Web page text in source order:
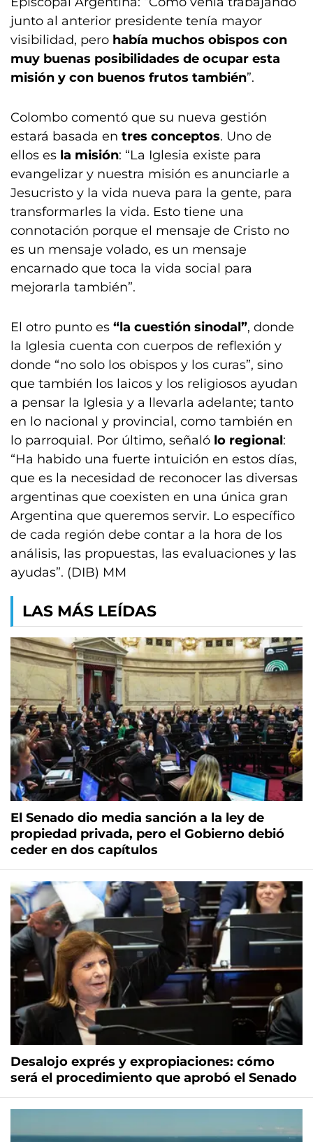
junto al anterior presidente tenía mayor
visibilidad, pero había muchos obispos con
muy buenas posibilidades de ocupar esta
misión y con buenos frutos también”.
Colombo comentó que su nueva gestión
estará basada en tres conceptos. Uno de
ellos es la misión: “La Iglesia existe para
evangelizar y nuestra misión es anunciarle a
Jesucristo y la vida nueva para la gente, para
transformarles la vida. Esto tiene una
connotación porque el mensaje de Cristo no
es un mensaje volado, es un mensaje
encarnado que toca la vida social para
mejorarla también”.
El otro punto es “la cuestión sinodal”, donde
la Iglesia cuenta con cuerpos de reflexión y
donde “no solo los obispos y los curas”, sino
que también los laicos y los religiosos ayudan
a pensar la Iglesia y a llevarla adelante; tanto
en lo nacional y provincial, como también en
lo parroquial. Por último, señaló lo regional:
“Ha habido una fuerte intuición en estos días,
que es la necesidad de reconocer las diversas
argentinas que coexisten en una única gran
Argentina que queremos servir. Lo específico
de cada región debe contar a la hora de los
análisis, las propuestas, las evaluaciones y las
ayudas”. (DIB) MM
LAS MÁS LEÍDAS
El Senado dio media sanción a la ley de
propiedad privada, pero el Gobierno debió
ceder en dos capítulos
Desalojo exprés y expropiaciones: cómo
será el procedimiento que aprobó el Senado